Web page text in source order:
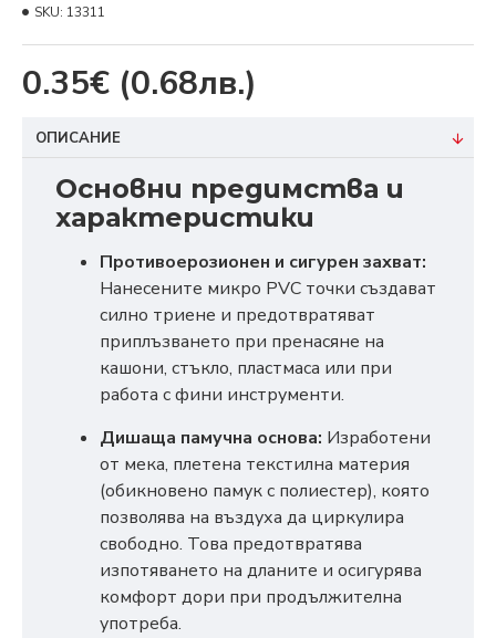
0.35€ (0.68лв.)
SKU: 13311
ОПИСАНИЕ
Основни предимства и
характеристики
Противоерозионен и сигурен захват:
Нанесените микро PVC точки създават
силно триене и предотвратяват
приплъзването при пренасяне на
кашони, стъкло, пластмаса или при
работа с фини инструменти.
Дишаща памучна основа: Изработени
от мека, плетена текстилна материя
(обикновено памук с полиестер), която
позволява на въздуха да циркулира
свободно. Това предотвратява
изпотяването на дланите и осигурява
комфорт дори при продължителна
употреба.